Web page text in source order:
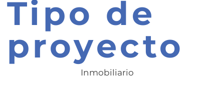
Tipo de
proyecto
Inmobiliario